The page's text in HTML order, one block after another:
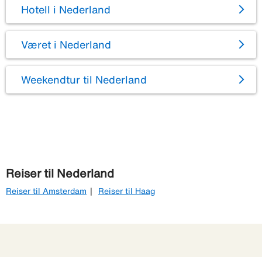
Hotell i Nederland
Været i Nederland
Weekendtur til Nederland
Reiser til Nederland
Reiser til Amsterdam Reiser til Haag